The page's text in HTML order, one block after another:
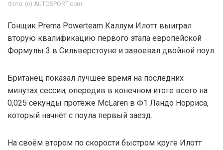
Фото: (c) AUTOSPORT.com
Гонщик Prema Powerteam Каллум Илотт выиграл
вторую квалификацию первого этапа европейской
Формулы 3 в Сильверстоуне и завоевал двойной поул.
Британец показал лучшее время на последних
минутах сессии, опередив в конечном итоге всего на
0,025 секунды протеже McLaren в Ф1 Ландо Норриса,
который начнёт с поула первый заезд.
На своём втором по скорости быстром круге Илотт